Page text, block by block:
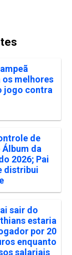
os melhores
jogo contra
de
Álbum da
2026; Pai
distribui
sair do
estaria
por 20
enquanto
salariais